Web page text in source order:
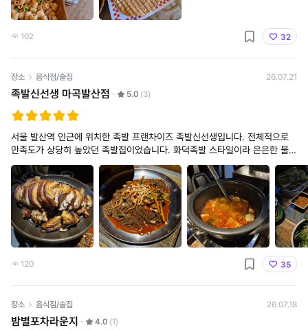
102 32
장소 음식점/술집 26.07.21
족발신선생 마곡발산점 5.0 (3)
서울 발산역 인근에 위치한 족발 프랜차이즈 족발신선생입니다. 전체적으로
만족도가 상당히 높았던 족발집이었습니다. 화덕족발 스타일이라 은은한 불향
이 더해져 일반 족발과는 또 다른 매력이 있었고, 겉은 쫄깃하면서도 속은 촉
촉해 끝까지 맛있게 즐길 수
120 35
장소 음식점/술집 26.07.18
밤별포차라운지 4.0 (1)